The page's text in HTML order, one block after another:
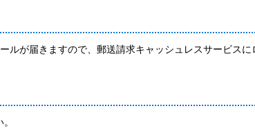
ルが届きますので、郵送請求キャッシュレスサービス